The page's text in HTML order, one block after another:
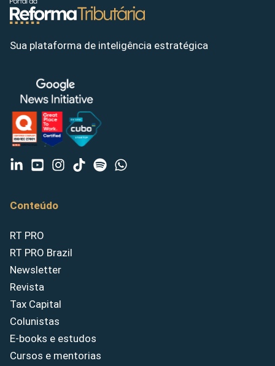
Sua plataforma de inteligência estratégica
Conteúdo
RT PRO
RT PRO Brazil
Newsletter
Revista
Tax Capital
Colunistas
E-books e estudos
Cursos e mentorias